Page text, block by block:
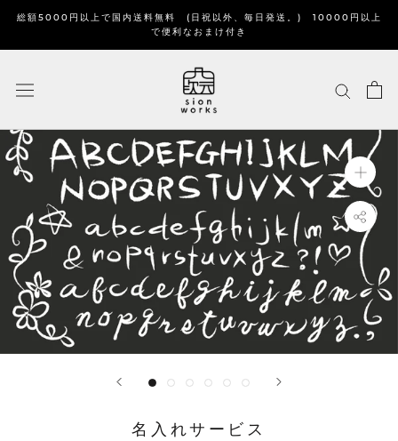
ッ
コ
ン
移
総額5000円以上で国内送料無料 (日祝以外、毎日発送。) 10000円以上
で便利なおまけ付き
名入れサービス